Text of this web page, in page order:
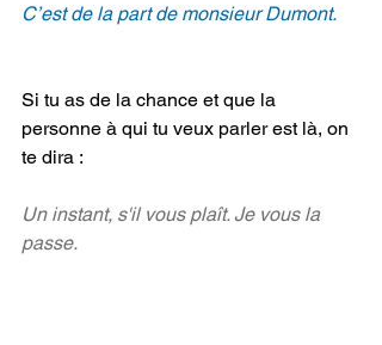
C’est de la part de monsieur Dumont.
Si tu as de la chance et que la
personne à qui tu veux parler est là, on
te dira :
Un instant, s'il vous plaît. Je vous la
passe.